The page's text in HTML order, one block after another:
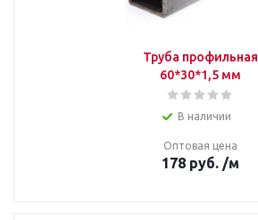
Труба профильная
60*30*1,5 мм
В наличии
Оптовая цена
178 руб. /м